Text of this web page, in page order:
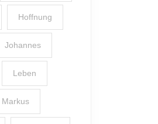
Hoffnung
Johannes
Leben
Markus